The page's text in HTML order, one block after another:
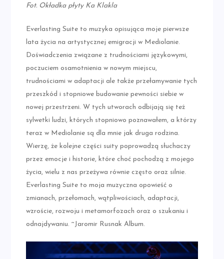
Fot. Okładka płyty Ka Klakla
Everlasting Suite to muzyka opisująca moje pierwsze
lata życia na artystycznej emigracji w Mediolanie.
Doświadczenia związane z trudnościami językowymi,
poczuciem osamotnienia w nowym miejscu,
trudnościami w adaptacji ale także przełamywanie tych
przeszkód i stopniowe budowanie pewności siebie w
nowej przestrzeni. W tych utworach odbijają się też
sylwetki ludzi, których stopniowo poznawałem, a którzy
teraz w Mediolanie są dla mnie jak druga rodzina.
Wierzę, że kolejne części suity poprowadzą słuchaczy
przez emocje i historie, które choć pochodzą z mojego
życia, wielu z nas przeżywa równie często oraz silnie.
Everlasting Suite to moja muzyczna opowieść o
zmianach, przełomach, wątpliwościach, adaptacji,
wzroście, rozwoju i metamorfozach oraz o szukaniu i
odnajdywaniu. ~Jaromir Rusnak Album.